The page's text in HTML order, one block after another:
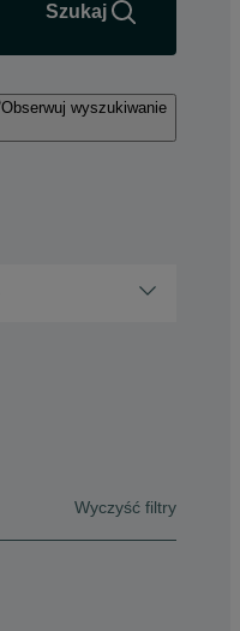
Szukaj
Obserwuj wyszukiwanie
Wyczyść filtry